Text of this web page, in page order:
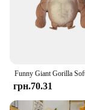
грн.70.31